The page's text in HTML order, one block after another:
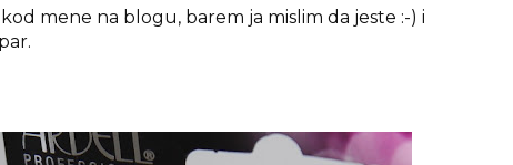
mene na blogu, barem ja mislim da jeste :-) i